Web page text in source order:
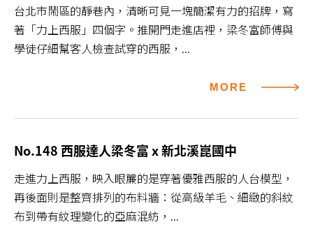
​台北市鬧區的靜巷內，清晰可見一塊簡潔有力的招牌，寫
著「力上西服」四個字。推開門走進店裡，梁冬富師傅與
學徒仔細幫客人檢查試穿的西服，...
MORE
No.148 西服達人梁冬富 x 新北溪崑國中
​走進力上西服，映入眼簾的是穿著優雅西服的人台模型，
再後面則是整齊排列的布料牆：從高級羊毛、細緻的斜紋
布到帶有紋理變化的亞麻混紡，...